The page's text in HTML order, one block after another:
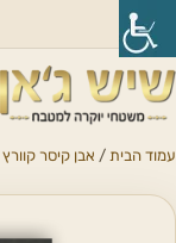
עמוד הבית / אבן קיסר קוורץ